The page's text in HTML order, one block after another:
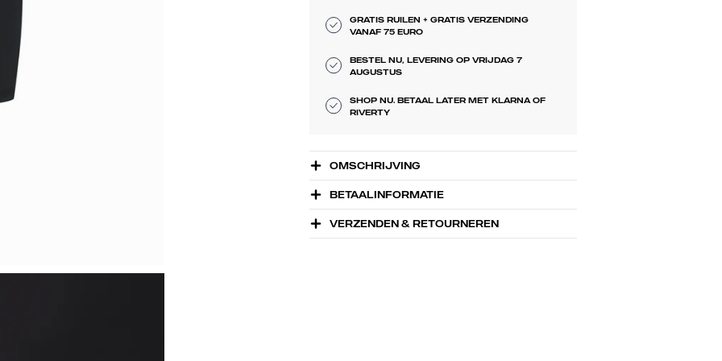
GRATIS RUILEN + GRATIS VERZENDING
VANAF 75 EURO
BESTEL NU, LEVERING OP VRIJDAG 7
AUGUSTUS
SHOP NU. BETAAL LATER MET KLARNA OF
RIVERTY
OMSCHRIJVING
BETAALINFORMATIE
VERZENDEN & RETOURNEREN